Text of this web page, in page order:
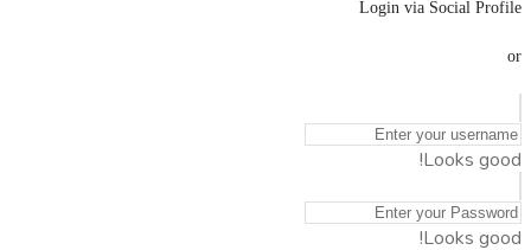
Login via Social Profile
or
Looks good!
Looks good!